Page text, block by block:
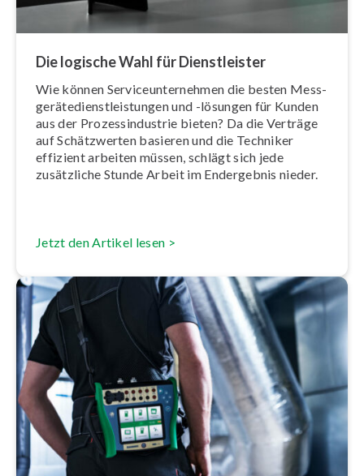
Die logische Wahl für Dienst­leis­ter
Wie können Ser­vice­un­ter­neh­men die besten Mess­
ge­rä­te­dienst­leis­tun­gen und -lösungen für Kunden
aus der Pro­zess­in­dus­trie bieten? Da die Verträge
auf Schätz­wer­ten basieren und die Techniker
effizient arbeiten müssen, schlägt sich jede
zusätzliche Stunde Arbeit im Endergebnis nieder.
Jetzt den Artikel lesen >